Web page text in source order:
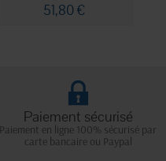
51,80 €
Paiement sécurisé
Paiement en ligne 100% sécurisé par
carte bancaire ou Paypal